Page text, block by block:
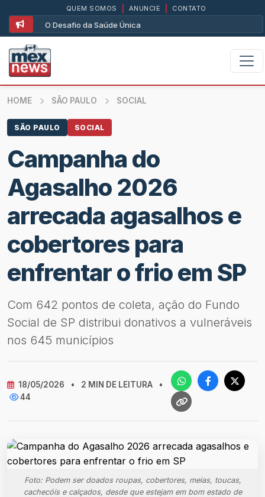
O Desafio da Saúde Única
QUEM SOMOS ANUNCIE CONTATO
HOME SÃO PAULO SOCIAL
SÃO PAULO SOCIAL
Campanha do
Agasalho 2026
arrecada agasalhos e
cobertores para
enfrentar o frio em SP
Com 642 pontos de coleta, ação do Fundo
Social de SP distribui donativos a vulneráveis
nos 645 municípios
18/05/2026 • 2 MIN DE LEITURA
•
44
Foto: Podem ser doados roupas, cobertores, meias, toucas,
cachecóis e calçados, desde que estejam em bom estado de